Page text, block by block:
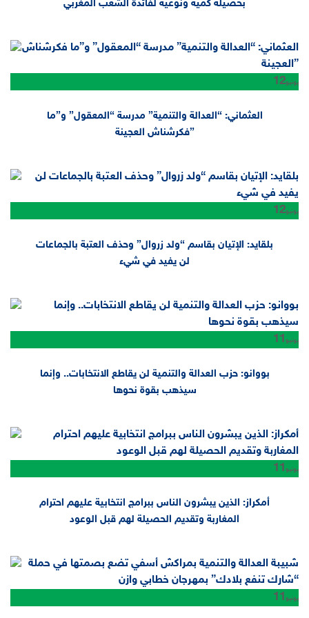
بحصيلة كمية ونوعية لفائدة الشعب المغربي
12يونيو
العثماني: “العدالة والتنمية” مدرسة “المعقول” و”ما
فكرشناش العجينة”
12يونيو
بلقايد: الإتيان بقاسم “ولد زروال” وحذف العتبة بالجماعات
لن يفيد في شيء
11 يونيو
بووانو: حزب العدالة والتنمية لن يقاطع الانتخابات.. وإنما
سيذهب بقوة نحوها
11 يونيو
أمكراز: الذين يبشرون الناس ببرامج انتخابية عليهم احترام
المغاربة وتقديم الحصيلة لهم قبل الوعود
11 يونيو